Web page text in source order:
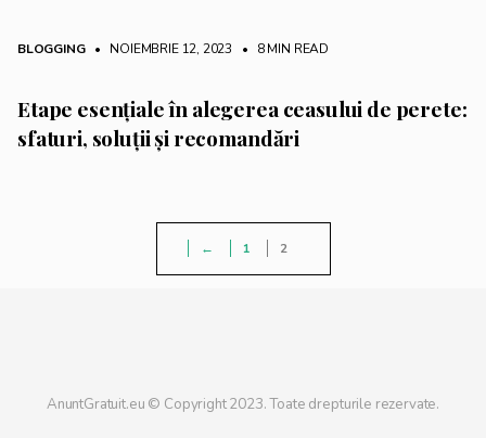
BLOGGING • NOIEMBRIE 12, 2023 • 8 MIN READ
Etape esențiale în alegerea ceasului de perete:
sfaturi, soluții și recomandări
← 1 2
AnuntGratuit.eu © Copyright 2023. Toate drepturile rezervate.